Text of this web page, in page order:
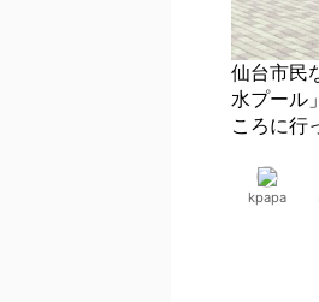
仙台市民
水プール
ころに行
kpapa